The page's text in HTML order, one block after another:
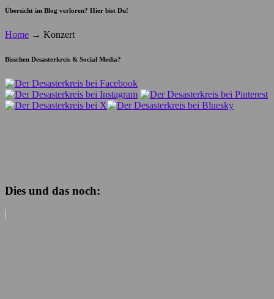
Übersicht im Blog verloren? Hier bist Du!
Home → Konzert
Bisschen Desasterkreis & Social Media?
Dies und das noch: